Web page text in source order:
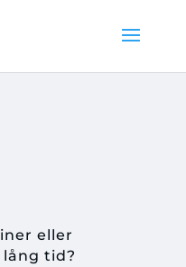
eller
tid?